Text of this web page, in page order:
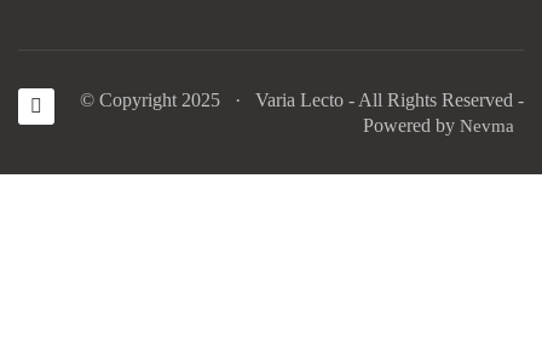
© Copyright 2025 · Varia Lecto - All Rights Reserved -
Powered by Nevma